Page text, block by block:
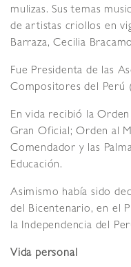
mulizas. Sus temas
de artistas criollos en
Barraza, Cecilia
Fue Presidenta de las
Compositores del Perú
En vida recibió la
Gran Oficial; Orden al
Comendador y las
Educación.
Asimismo había sido
del Bicentenario, en el
la Independencia del
Vida personal